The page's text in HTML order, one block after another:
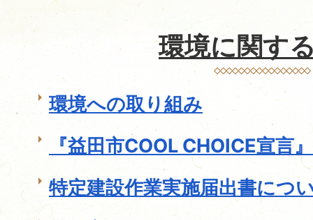
環境に関す
環境への取り組み
『益田市COOL CHOICE宣言
特定建設作業実施届出書につ